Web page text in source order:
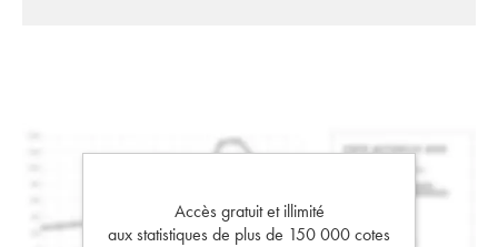
Accès gratuit et illimité
aux statistiques de plus de 150 000 cotes